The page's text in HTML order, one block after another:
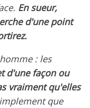
En sueur,
d'une point
: les
d'une façon ou
vraiment qu'elles
que